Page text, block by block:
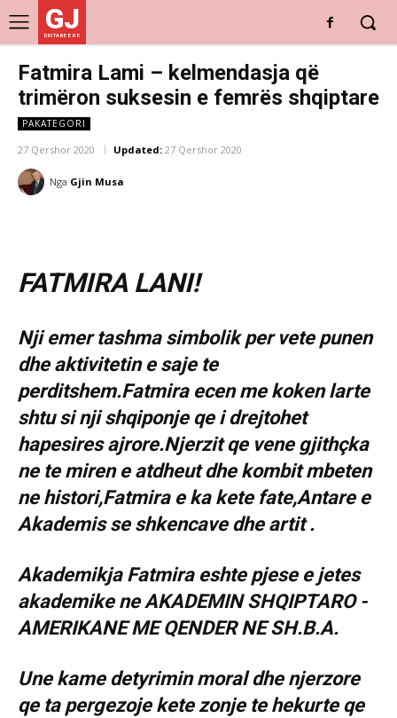
GJ
DRITARE E RE
Fatmira Lami – kelmendasja që
trimëron suksesin e femrës shqiptare
PAKATEGORI
27 Qershor 2020 Updated: 27 Qershor 2020
Nga Gjin Musa
FATMIRA LANI!
Nji emer tashma simbolik per vete punen
dhe aktivitetin e saje te
perditshem.Fatmira ecen me koken larte
shtu si nji shqiponje qe i drejtohet
hapesires ajrore.Njerzit qe vene gjithçka
ne te miren e atdheut dhe kombit mbeten
ne histori,Fatmira e ka kete fate,Antare e
Akademis se shkencave dhe artit .
Akademikja Fatmira eshte pjese e jetes
akademike ne AKADEMIN SHQIPTARO -
AMERIKANE ME QENDER NE SH.B.A.
Une kame detyrimin moral dhe njerzore
qe ta pergezoje kete zonje te hekurte qe